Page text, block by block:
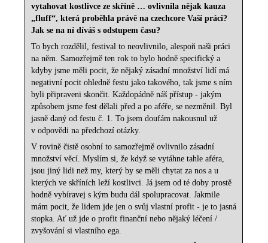
vytahovat kostlivce ze skříně … ovlivnila nějak kauza
„fluff“, která proběhla právě na czechcore Vaší práci?
Jak se na ní díváš s odstupem času?
To bych rozdělil, festival to neovlivnilo, alespoň naši práci
na něm. Samozřejmě ten rok to bylo hodně specifický a
kdyby jsme měli pocit, že nějaký zásadní množství lidí má
negativní pocit ohledně festu jako takového, tak jsme s ním
byli připraveni skončit. Každopádně náš přístup - jakým
způsobem jsme fest dělali před a po aféře, se nezměnil. Byl
jasně daný od festu č. 1. To jsem doufám nakousnul už
v odpovědi na předchozí otázky.
V rovině čistě osobní to samozřejmě ovlivnilo zásadní
množství věcí. Myslím si, že když se vytáhne tahle aféra,
jsou jiný lidi než my, který by se měli chytat za nos a u
kterých ve skříních leží kostlivci. Já jsem od té doby prostě
hodně vybíravej s kým budu dál spolupracovat. Jakmile
mám pocit, že lidem jde jen o svůj vlastní profit - je to jasná
stopka. Ať už jde o profit finanční nebo nějaký léčení /
zvyšování si vlastního ega.